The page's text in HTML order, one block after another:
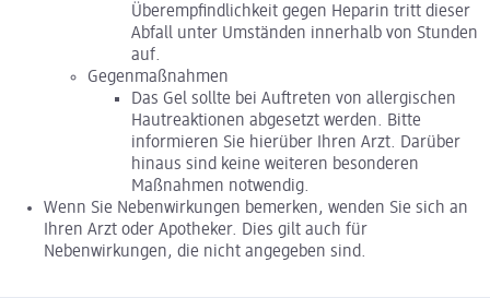
Überempfindlichkeit gegen Heparin tritt dieser
Abfall unter Umständen innerhalb von Stunden
auf.
Gegenmaßnahmen
Das Gel sollte bei Auftreten von allergischen
Hautreaktionen abgesetzt werden. Bitte
informieren Sie hierüber Ihren Arzt. Darüber
hinaus sind keine weiteren besonderen
Maßnahmen notwendig.
Wenn Sie Nebenwirkungen bemerken, wenden Sie sich an
Ihren Arzt oder Apotheker. Dies gilt auch für
Nebenwirkungen, die nicht angegeben sind.